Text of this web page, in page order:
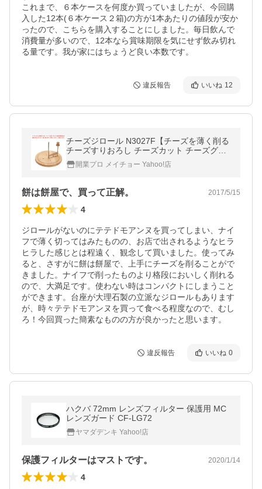
これまで、６本ケースを何度か買っていましたが、今回購
入した12本(６本ケース２箱)の方が1本あたりの値段が安か
ったので、こちらを購入することにしました。毎日飲んで
消費量が多いので、12本なら賞味期限を気にせず飲み切れ
る量です。我が家にはちょうど良い本数です。
違反報告 いいね 12
チーズジロール N3027F【チーズを薄く削る
チーズすりおろし チーズカット チーズグレ
イダー チーズスライス器具 チーズカッタ
ー】開業プロ メイチョー Yahoo!店
餅は餅屋で、買って正解。 2017/5/15
4
ジロールがないのにテテドモアンヌを買ってしまい、ナイ
フで薄く切ってはみたものの、お店で出されるようなヒラ
ヒラした感じとは程遠く、観念して買いました。使ってみ
ると、さすがに餅は餅屋で、上手にチーズを削ることがで
きました。ナイフで削ったものより格段においしく削れる
ので、大満足です。使わない時はコンパクトにしまうこと
ができます。台座が大理石製の立派なジロールもあります
が、時々テテドモアンヌを買って食べる程度なので、むし
ろ！今回買った簡素なものの方が良かったと思います。
違反報告 いいね 0
ハクバ 72mm レンズフィルター 保護用 MC
レンズガード CF-LG72
ヤマダデンキ Yahoo!店
保護フィルターはマストです。 2020/1/14
4